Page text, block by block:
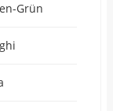
Grün